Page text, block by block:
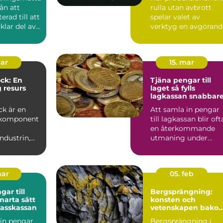
att
till att
del av
rulla utan avbrott
spelar valet av
verktyg en
En
resurs
är en
15. mar
Tjäna pengar till
laget så fylls
lagkassan
Att samla in pengar
till lagkassan blir
en återkommande
utmaning under
Cupavgifter, t...
till
pengar
05. feb
Bergsprängning:
konsten och
vetenskapen
Bergsprängning i